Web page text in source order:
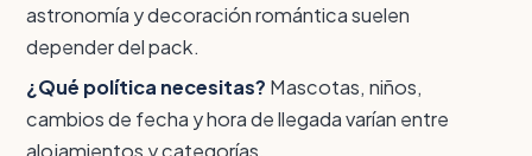
astronomía y decoración romántica suelen
depender del pack.
¿Qué política necesitas? Mascotas, niños,
cambios de fecha y hora de llegada varían entre
alojamientos y categorías.